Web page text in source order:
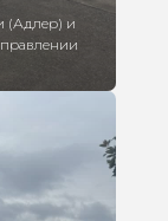
(Адлер) и